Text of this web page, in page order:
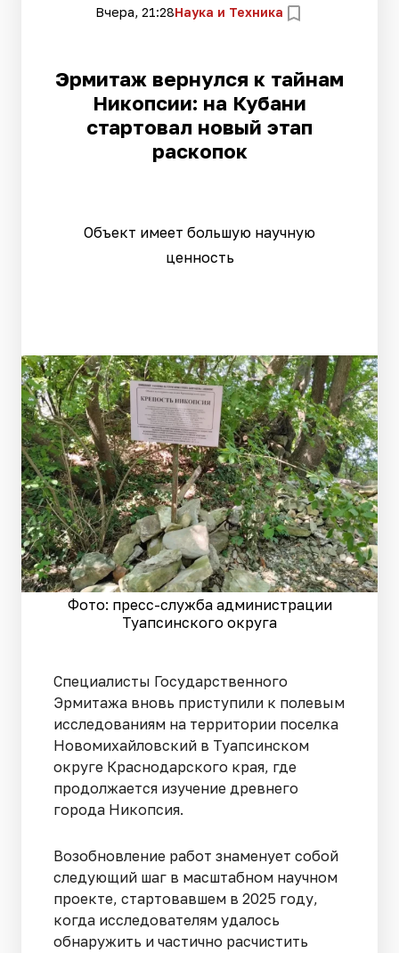
Вчера, 21:28Наука и Техника
Эрмитаж вернулся к тайнам
Никопсии: на Кубани
стартовал новый этап
раскопок
Объект имеет большую научную
ценность
Фото: пресс-служба администрации
Туапсинского округа
Специалисты Государственного
Эрмитажа вновь приступили к полевым
исследованиям на территории поселка
Новомихайловский в Туапсинском
округе Краснодарского края, где
продолжается изучение древнего
города Никопсия.
Возобновление работ знаменует собой
следующий шаг в масштабном научном
проекте, стартовавшем в 2025 году,
когда исследователям удалось
обнаружить и частично расчистить